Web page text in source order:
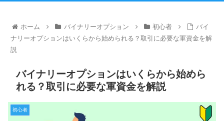
ホーム バイナリーオプション 初心者
バイ
ナリーオプションはいくらから始められる？取引に必要な軍資金を解
説
バイナリーオプションはいくらから始めら
れる？取引に必要な軍資金を解説
初心者